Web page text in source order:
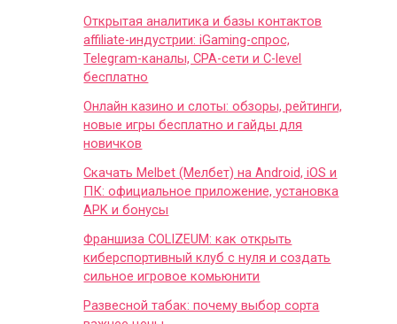
Открытая аналитика и базы контактов
affiliate-индустрии: iGaming-спрос,
Telegram-каналы, CPA-сети и C-level
бесплатно
Онлайн казино и слоты: обзоры, рейтинги,
новые игры бесплатно и гайды для
новичков
Скачать Melbet (Мелбет) на Android, iOS и
ПК: официальное приложение, установка
APK и бонусы
Франшиза COLIZEUM: как открыть
киберспортивный клуб с нуля и создать
сильное игровое комьюнити
Развесной табак: почему выбор сорта